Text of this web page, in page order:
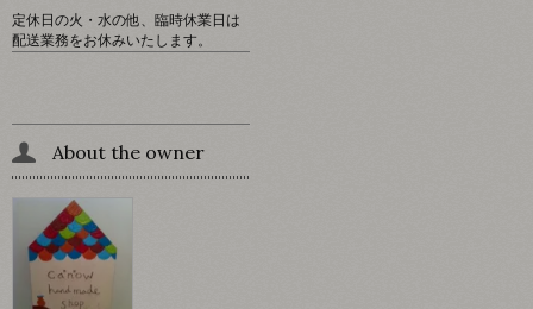
定休日の火・水の他、臨時休業日は
配送業務をお休みいたします。
About the owner